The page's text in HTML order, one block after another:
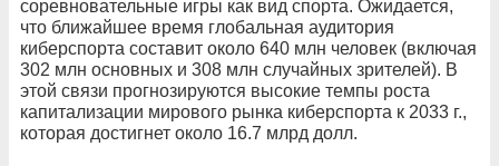
соревновательные игры как вид спорта. Ожидается,
что ближайшее время глобальная аудитория
киберспорта составит около 640 млн человек (включая
302 млн основных и 308 млн случайных зрителей). В
этой связи прогнозируются высокие темпы роста
капитализации мирового рынка киберспорта к 2033 г.,
которая достигнет около 16.7 млрд долл.